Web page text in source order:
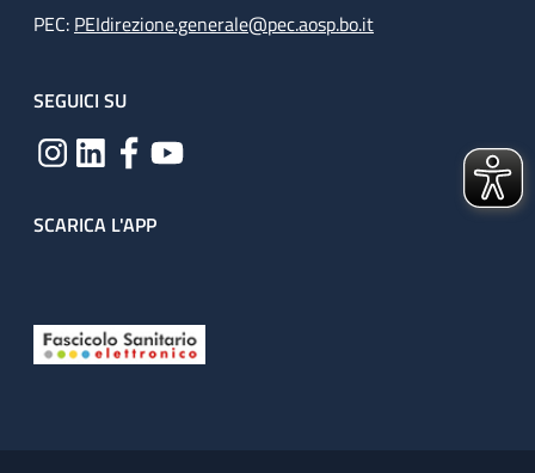
PEC: PEIdirezione.generale@pec.aosp.bo.it
SEGUICI SU
SCARICA L'APP